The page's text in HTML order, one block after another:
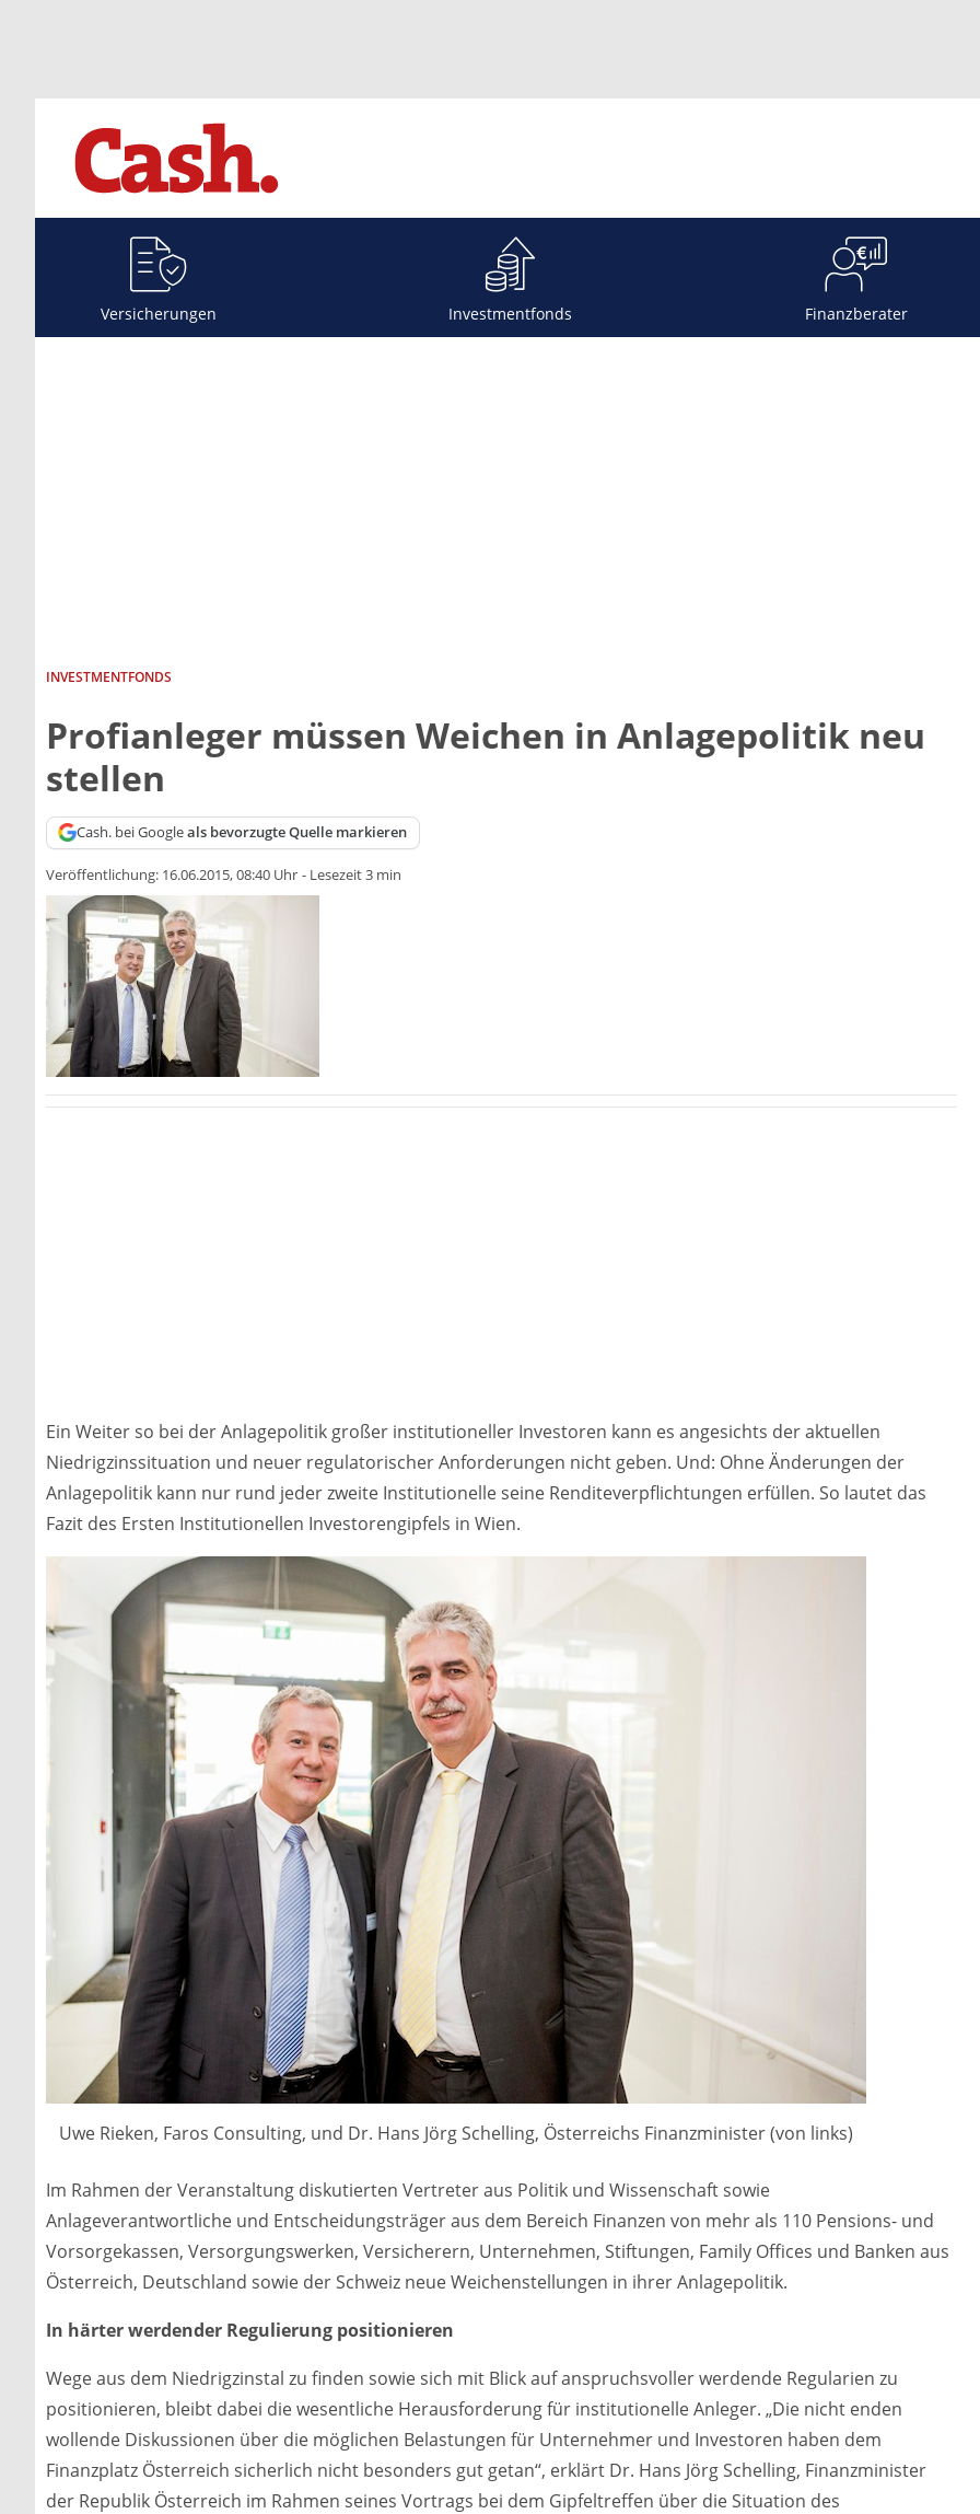
Versicherungen Investmentfonds Finanzberater
INVESTMENTFONDS
Profianleger müssen Weichen in Anlagepolitik neu
stellen
Cash. bei Googleals bevorzugte Quelle markieren
Veröffentlichung: 16.06.2015, 08:40 Uhr - Lesezeit 3 min
Ein Weiter so bei der Anlagepolitik großer institutioneller Investoren kann es angesichts der aktuellen
Niedrigzinssituation und neuer regulatorischer Anforderungen nicht geben. Und: Ohne Änderungen der
Anlagepolitik kann nur rund jeder zweite Institutionelle seine Renditeverpflichtungen erfüllen. So lautet das
Fazit des Ersten Institutionellen Investorengipfels in Wien.
Uwe Rieken, Faros Consulting, und Dr. Hans Jörg Schelling, Österreichs Finanzminister (von links)
Im Rahmen der Veranstaltung diskutierten Vertreter aus Politik und Wissenschaft sowie
Anlageverantwortliche und Entscheidungsträger aus dem Bereich Finanzen von mehr als 110 Pensions- und
Vorsorgekassen, Versorgungswerken, Versicherern, Unternehmen, Stiftungen, Family Offices und Banken aus
Österreich, Deutschland sowie der Schweiz neue Weichenstellungen in ihrer Anlagepolitik.
In härter werdender Regulierung positionieren
Wege aus dem Niedrigzinstal zu finden sowie sich mit Blick auf anspruchsvoller werdende Regularien zu
positionieren, bleibt dabei die wesentliche Herausforderung für institutionelle Anleger. „Die nicht enden
wollende Diskussionen über die möglichen Belastungen für Unternehmer und Investoren haben dem
Finanzplatz Österreich sicherlich nicht besonders gut getan“, erklärt Dr. Hans Jörg Schelling, Finanzminister
der Republik Österreich im Rahmen seines Vortrags bei dem Gipfeltreffen über die Situation des